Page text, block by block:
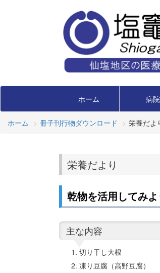
ホーム 病
ホーム 冊子刊行物ダウンロード 栄養だよ
栄養だより
乾物を活用してみよ
主な内容
切り干し大根
凍り豆腐（高野豆腐）